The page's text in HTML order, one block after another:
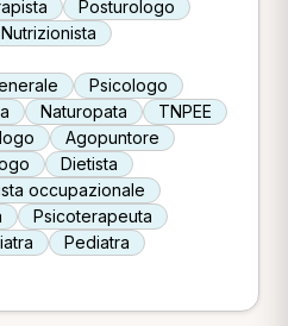
Posturologo
Nutrizionista
Psicologo
Naturopata
TNPEE
Agopuntore
Dietista
occupazionale
Psicoterapeuta
Pediatra